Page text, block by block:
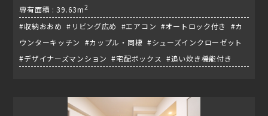
専有面積 : 39.63m2
#収納おおめ #リビング広め #エアコン #オートロック付き #カ
ウンターキッチン #カップル・同棲 #シューズインクローゼット
#デザイナーズマンション #宅配ボックス #追い炊き機能付き